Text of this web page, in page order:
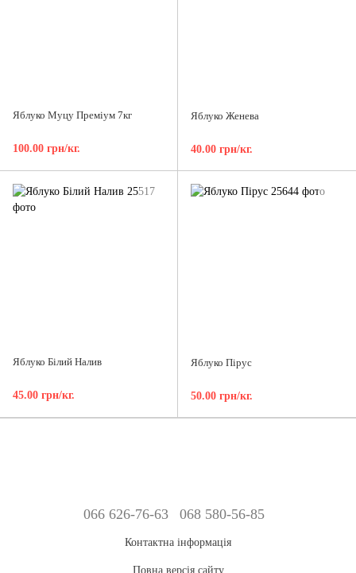
Яблуко Муцу Преміум 7кг
100.00 грн/кг.
Яблуко Женева
40.00 грн/кг.
Яблуко Білий Налив
45.00 грн/кг.
Яблуко Пірус
50.00 грн/кг.
066 626-76-63 068 580-56-85
Контактна інформація
Повна версія сайту